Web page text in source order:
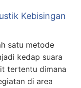
Kebisingan
satu metode
kedap suara
tertentu dimana
di area